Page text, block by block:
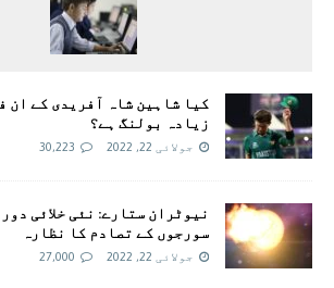
کیا شاہین شاہ آفریدی کے ان
زیادہ بولنگ ہے؟
جولائی 22, 2022 30,223
نیوٹران ستارے: نئی خلائی
سورجوں کے تصادم کا نظارہ
جولائی 22, 2022 27,000